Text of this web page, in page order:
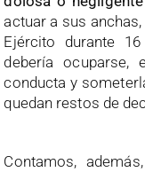
actuar a sus
Ejército durante
debería ocuparse,
conducta y
quedan restos de
Contamos,